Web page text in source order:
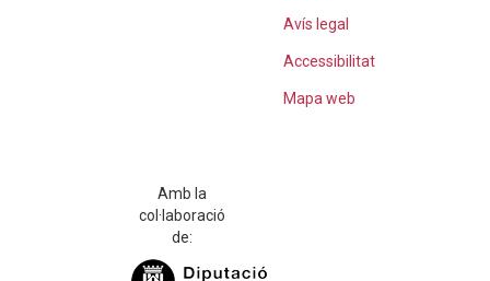
Avís legal
Accessibilitat
Mapa web
Amb la
col·laboració
de: